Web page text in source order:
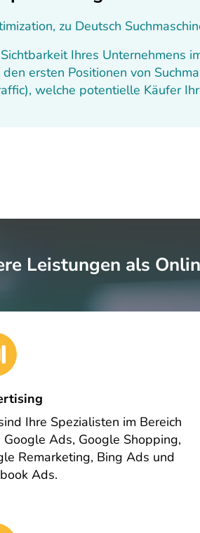
zu Deutsch
Ihres Unternehmens
ersten Positionen von
welche potentielle Käufer
Leistungen als
Ihre Spezialisten im Bereich
Google Ads, Google Shopping,
Remarketing, Bing Ads und
Ads.